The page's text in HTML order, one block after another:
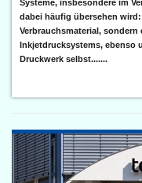
Systeme, insbesondere im
dabei häufig übersehen
Verbrauchsmaterial,
Inkjetdrucksystems, ebenso
Druckwerk selbst.......